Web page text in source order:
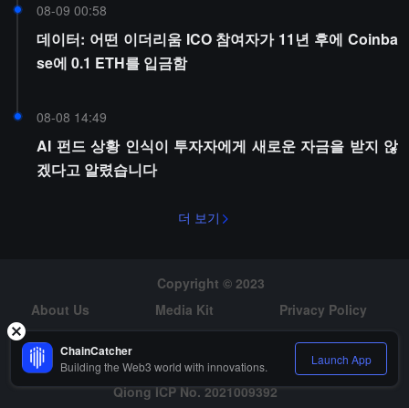
08-09 00:58
데이터: 어떤 이더리움 ICO 참여자가 11년 후에 Coinba
se에 0.1 ETH를 입금함
08-08 14:49
AI 펀드 상황 인식이 투자자에게 새로운 자금을 받지 않
겠다고 알렸습니다
더 보기
Copyright © 2023
About Us
Media Kit
Privacy Policy
Risk Warning
Hiring
Qiong ICP No. 2021009392
ChainCatcher
Building the Web3 world with innovations. Launch App